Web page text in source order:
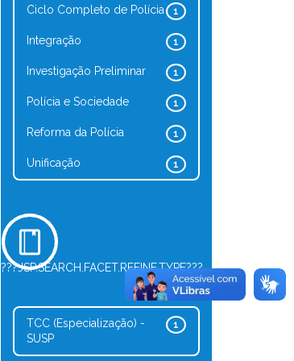
1
Ciclo Completo de Polícia
1
Integração
1
Investigação Preliminar
1
Polícia e Sociedade
1
Reforma da Polícia
1
Unificação
???JSP.SEARCH.FACET.REFINE.TYPE???
1
TCC (Especialização) -
SUSP